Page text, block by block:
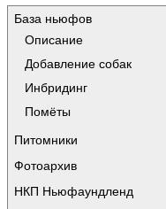
База ньюфов
Описание
Добавление собак
Инбридинг
Помёты
Питомники
Фотоархив
НКП Ньюфаундленд